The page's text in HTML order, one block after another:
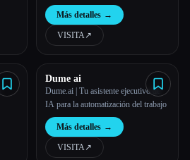
documentos y proyectos
Más detalles →
VISITA↗︎
Dume ai
Dume.ai | Tu asistente ejecutivo de
IA para la automatización del trabajo
Más detalles →
VISITA↗︎